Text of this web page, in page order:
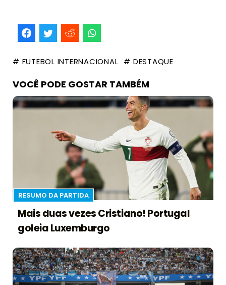
# FUTEBOL INTERNACIONAL # DESTAQUE
VOCÊ PODE GOSTAR TAMBÉM
RESUMO DA PARTIDA
Mais duas vezes Cristiano! Portugal
goleia Luxemburgo